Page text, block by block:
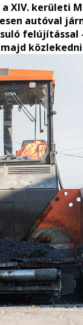
a XIV. kerületi
autóval